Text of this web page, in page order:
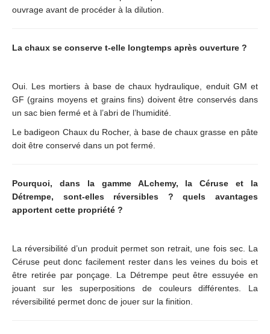
ouvrage avant de procéder à la dilution.
La chaux se conserve t-elle longtemps après ouverture ?
Oui. Les mortiers à base de chaux hydraulique, enduit GM et
GF (grains moyens et grains fins) doivent être conservés dans
un sac bien fermé et à l’abri de l’humidité.
Le badigeon Chaux du Rocher, à base de chaux grasse en pâte
doit être conservé dans un pot fermé.
Pourquoi, dans la gamme ALchemy, la Céruse et la
Détrempe, sont-elles réversibles ? quels avantages
apportent cette propriété ?
La réversibilité d’un produit permet son retrait, une fois sec. La
Céruse peut donc facilement rester dans les veines du bois et
être retirée par ponçage. La Détrempe peut être essuyée en
jouant sur les superpositions de couleurs différentes. La
réversibilité permet donc de jouer sur la finition.